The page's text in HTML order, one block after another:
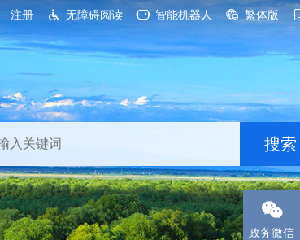
注册 无障碍阅读 智能机器人 繁体版
政务微信